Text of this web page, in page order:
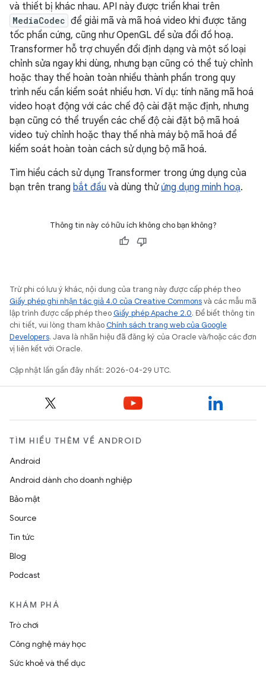
và thiết bị khác nhau. API này được triển khai trên
MediaCodec để giải mã và mã hoá video khi được tăng
tốc phần cứng, cũng như OpenGL để sửa đổi đồ hoạ.
Transformer hỗ trợ chuyển đổi định dạng và một số loại
chỉnh sửa ngay khi dùng, nhưng bạn cũng có thể tuỳ chỉnh
hoặc thay thế hoàn toàn nhiều thành phần trong quy
trình nếu cần kiểm soát nhiều hơn. Ví dụ: tính năng mã hoá
video hoạt động với các chế độ cài đặt mặc định, nhưng
bạn cũng có thể truyền các chế độ cài đặt bộ mã hoá
video tuỳ chỉnh hoặc thay thế nhà máy bộ mã hoá để
kiểm soát hoàn toàn cách sử dụng bộ mã hoá.
Tìm hiểu cách sử dụng Transformer trong ứng dụng của
bạn trên trang bắt đầu và dùng thử ứng dụng minh hoạ.
Thông tin này có hữu ích không cho bạn không?
Trừ phi có lưu ý khác, nội dung của trang này được cấp phép theo
Giấy phép ghi nhận tác giả 4.0 của Creative Commonsvà các mẫu mã
lập trình được cấp phép theoGiấy phép Apache 2.0. Để biết thông tin
chi tiết, vui lòng tham khảoChính sách trang web của Google
Developers. Java là nhãn hiệu đã đăng ký của Oracle và/hoặc các đơn
vị liên kết với Oracle.
Cập nhật lần gần đây nhất: 2026-04-29 UTC.
TÌM HIỂU THÊM VỀ ANDROID
Android
Android dành cho doanh nghiệp
Bảo mật
Source
Tin tức
Blog
Podcast
KHÁM PHÁ
Trò chơi
Công nghệ máy học
Sức khoẻ và thể dục